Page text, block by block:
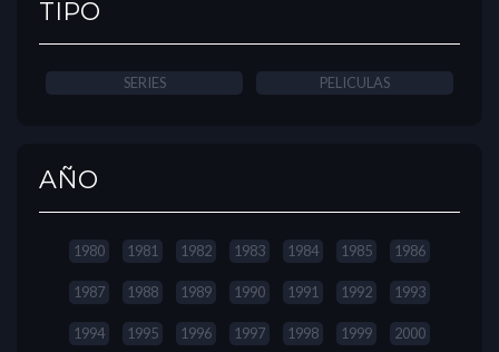
TIPO
SERIES PELICULAS
AÑO
1980 1981 1982 1983 1984 1985 1986
1987 1988 1989 1990 1991 1992 1993
1994 1995 1996 1997 1998 1999 2000